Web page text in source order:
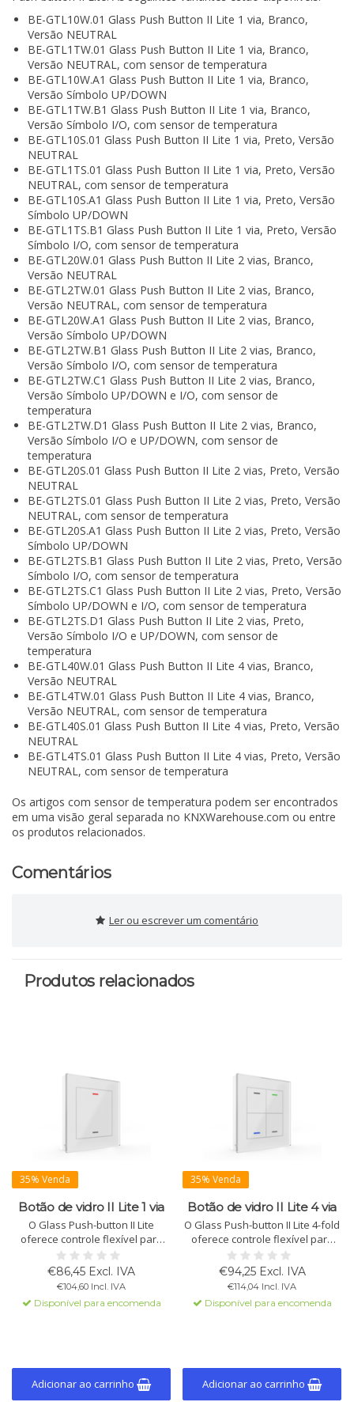
BE-GTL10W.01 Glass Push Button II Lite 1 via, Branco,
Versão NEUTRAL
BE-GTL1TW.01 Glass Push Button II Lite 1 via, Branco,
Versão NEUTRAL, com sensor de temperatura
BE-GTL10W.A1 Glass Push Button II Lite 1 via, Branco,
Versão Símbolo UP/DOWN
BE-GTL1TW.B1 Glass Push Button II Lite 1 via, Branco,
Versão Símbolo I/O, com sensor de temperatura
BE-GTL10S.01 Glass Push Button II Lite 1 via, Preto, Versão
NEUTRAL
BE-GTL1TS.01 Glass Push Button II Lite 1 via, Preto, Versão
NEUTRAL, com sensor de temperatura
BE-GTL10S.A1 Glass Push Button II Lite 1 via, Preto, Versão
Símbolo UP/DOWN
BE-GTL1TS.B1 Glass Push Button II Lite 1 via, Preto, Versão
Símbolo I/O, com sensor de temperatura
BE-GTL20W.01 Glass Push Button II Lite 2 vias, Branco,
Versão NEUTRAL
BE-GTL2TW.01 Glass Push Button II Lite 2 vias, Branco,
Versão NEUTRAL, com sensor de temperatura
BE-GTL20W.A1 Glass Push Button II Lite 2 vias, Branco,
Versão Símbolo UP/DOWN
BE-GTL2TW.B1 Glass Push Button II Lite 2 vias, Branco,
Versão Símbolo I/O, com sensor de temperatura
BE-GTL2TW.C1 Glass Push Button II Lite 2 vias, Branco,
Versão Símbolo UP/DOWN e I/O, com sensor de
temperatura
BE-GTL2TW.D1 Glass Push Button II Lite 2 vias, Branco,
Versão Símbolo I/O e UP/DOWN, com sensor de
temperatura
BE-GTL20S.01 Glass Push Button II Lite 2 vias, Preto, Versão
NEUTRAL
BE-GTL2TS.01 Glass Push Button II Lite 2 vias, Preto, Versão
NEUTRAL, com sensor de temperatura
BE-GTL20S.A1 Glass Push Button II Lite 2 vias, Preto, Versão
Símbolo UP/DOWN
BE-GTL2TS.B1 Glass Push Button II Lite 2 vias, Preto, Versão
Símbolo I/O, com sensor de temperatura
BE-GTL2TS.C1 Glass Push Button II Lite 2 vias, Preto, Versão
Símbolo UP/DOWN e I/O, com sensor de temperatura
BE-GTL2TS.D1 Glass Push Button II Lite 2 vias, Preto,
Versão Símbolo I/O e UP/DOWN, com sensor de
temperatura
BE-GTL40W.01 Glass Push Button II Lite 4 vias, Branco,
Versão NEUTRAL
BE-GTL4TW.01 Glass Push Button II Lite 4 vias, Branco,
Versão NEUTRAL, com sensor de temperatura
BE-GTL40S.01 Glass Push Button II Lite 4 vias, Preto, Versão
NEUTRAL
BE-GTL4TS.01 Glass Push Button II Lite 4 vias, Preto, Versão
NEUTRAL, com sensor de temperatura
Os artigos com sensor de temperatura podem ser encontrados
em uma visão geral separada no KNXWarehouse.com ou entre
os produtos relacionados.
Comentários
Ler ou escrever um comentário
Produtos relacionados
35% Venda
Botão de vidro II Lite 1 via
O Glass Push-button II Lite
oferece controle flexível para
comutação, escurecimento e
persianas. Com LEDs RGBW e
lógica personalizável. Disponível
sensor de temperatura opcional.
€86,45 Excl. IVA
€104,60 Incl. IVA
Disponível para encomenda
Adicionar ao carrinho
35% Venda
Botão de vidro II Lite 4 via
O Glass Push-button II Lite 4-fold
oferece controle flexível para
luzes, persianas e cenas.
Disponível com ou sem sensor
de temperatura e várias opções
e I/O. Inclui LEDs RGBW e blocos
€94,25 Excl. IVA
€114,04 Incl. IVA
Disponível para encomenda
Adicionar ao carrinho